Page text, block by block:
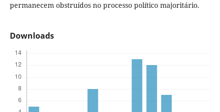
permanecem obstruídos no processo político majoritário.
Downloads